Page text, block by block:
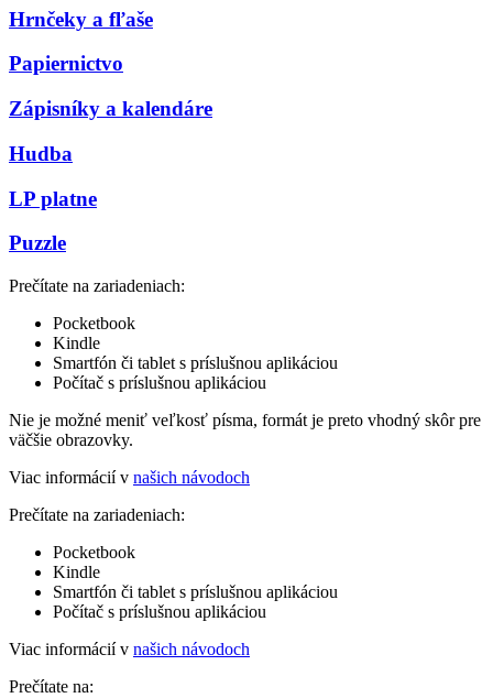
Hrnčeky a fľaše
Papiernictvo
Zápisníky a kalendáre
Hudba
LP platne
Puzzle
Prečítate na zariadeniach:
Pocketbook
Kindle
Smartfón či tablet s príslušnou aplikáciou
Počítač s príslušnou aplikáciou
Nie je možné meniť veľkosť písma, formát je preto vhodný skôr pre
väčšie obrazovky.
Viac informácií v našich návodoch
Prečítate na zariadeniach:
Pocketbook
Kindle
Smartfón či tablet s príslušnou aplikáciou
Počítač s príslušnou aplikáciou
Viac informácií v našich návodoch
Prečítate na: